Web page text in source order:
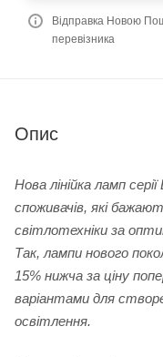
Відправка Новою
перевізника
Опис
Нова лінійка ламп
споживачів, які
світлотехніки за
Так, лампи нового
15% нижча за ціну
варіантами для
освітлення.